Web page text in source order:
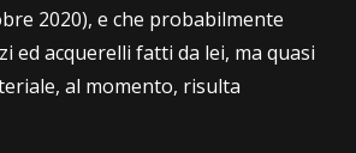
2020), e che probabilmente
ed acquerelli fatti da lei, maquasi
al momento, risulta